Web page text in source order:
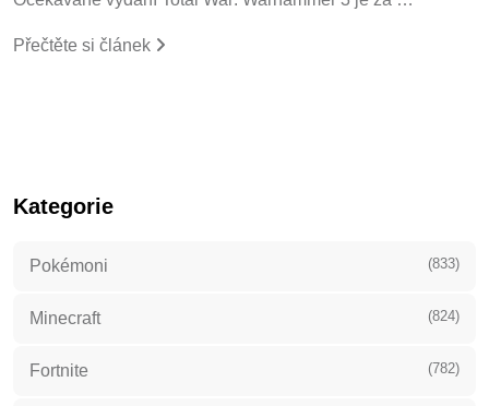
Přečtěte si článek
Kategorie
Pokémoni (833)
Minecraft (824)
Fortnite (782)